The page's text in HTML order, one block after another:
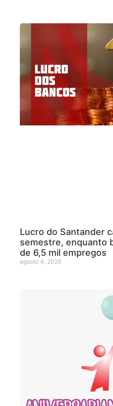
Lucro do Santander
semestre, enquanto
de 6,5 mil empregos
agosto 4, 2026